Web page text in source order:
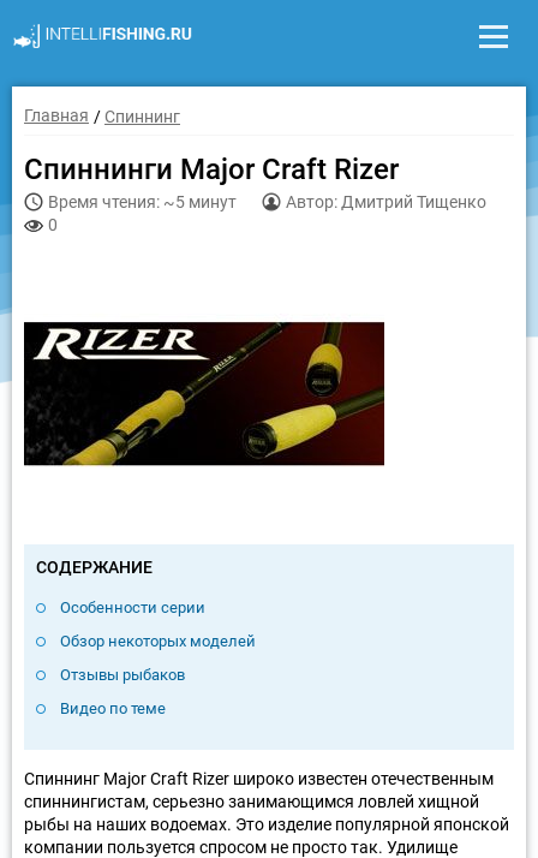
Главная Спиннинг
Спиннинги Major Craft Rizer
Время чтения: ~5 минут
Автор: Дмитрий Тищенко
0
СОДЕРЖАНИЕ
Особенности серии
Обзор некоторых моделей
Отзывы рыбаков
Видео по теме
Спиннинг Major Craft Rizer широко известен отечественным
спиннингистам, серьезно занимающимся ловлей хищной
рыбы на наших водоемах. Это изделие популярной японской
компании пользуется спросом не просто так. Удилище